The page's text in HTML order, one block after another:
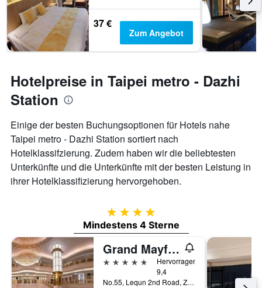
37 €
Zum Angebot
Hotelpreise in Taipei metro - Dazhi
Station
Einige der besten Buchungsoptionen für Hotels nahe
Taipei metro - Dazhi Station sortiert nach
Hotelklassifzierung. Zudem haben wir die beliebtesten
Unterkünfte und die Unterkünfte mit der besten Leistung in
ihrer Hotelklassifizierung hervorgehoben.
4 Sterne
Mindestens 4 Sterne
Grand Mayfull Hotel Taipei
5 Sterne
Hervorragend
9,4
No.55, Lequn 2nd Road, Zhongshan Dist., Taipei, Taiwan